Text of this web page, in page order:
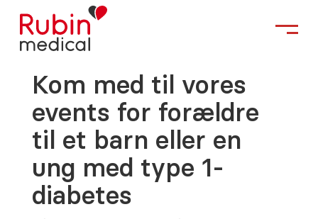
Kom med til vores
events for forældre
til et barn eller en
ung med type 1-
diabetes